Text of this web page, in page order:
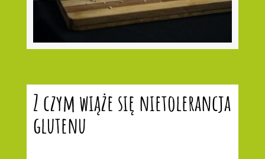
Z czym wiąże się nietolerancja
glutenu